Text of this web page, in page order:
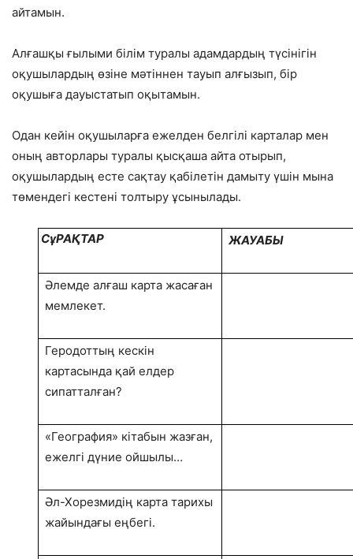
айтамын.
Алғашқы ғылыми білім туралы адамдардың түсінігін
оқушылардың өзіне мәтіннен тауып алғызып, бір
оқушыға дауыстатып оқытамын.
Одан кейін оқушыларға ежелден белгілі карталар мен
оның авторлары туралы қысқаша айта отырып,
оқушылардың есте сақтау қабілетін дамыту үшін мына
төмендегі кестені толтыру ұсынылады.
СұРАҚТАР ЖАУАБЫ
Әлемде алғаш карта жасаған
мемлекет.
Геродоттың кескін
картасында қай елдер
сипатталған?
«География» кітабын жазған,
ежелгі дүние ойшылы…
Әл-Хорезмидің карта тарихы
жайындағы еңбегі.